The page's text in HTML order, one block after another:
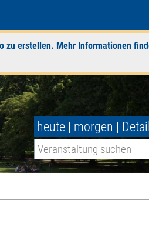
zu erstellen. Mehr Informationen
heute | morgen |